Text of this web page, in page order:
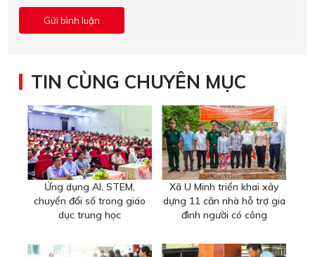
TIN CÙNG CHUYÊN MỤC
Ứng dụng AI, STEM,
chuyển đổi số trong giáo
dục trung học
Xã U Minh triển khai xây
dựng 11 căn nhà hỗ trợ gia
đình người có công